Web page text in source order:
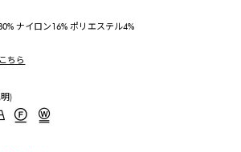
ナイロン16% ポリエステル4%
こちら
)